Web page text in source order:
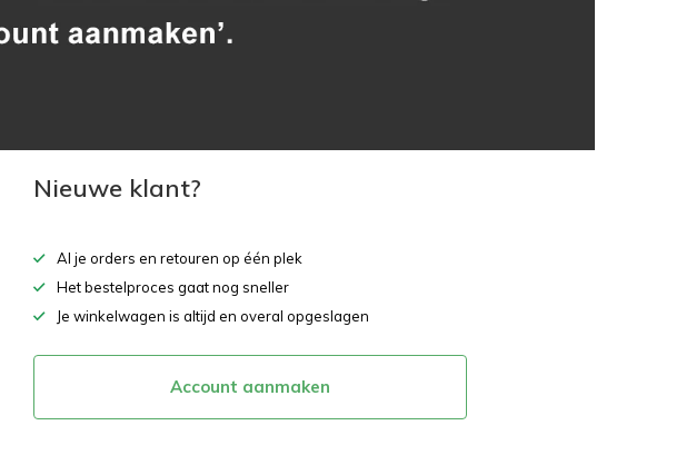
Nieuwe klant?
Al je orders en retouren op één plek
Het bestelproces gaat nog sneller
Je winkelwagen is altijd en overal opgeslagen
Account aanmaken